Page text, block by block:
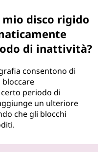
disco rigido
di inattività?
consentono di
periodo di
un ulteriore
che gli blocchi